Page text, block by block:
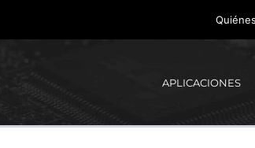
APLICACIONES